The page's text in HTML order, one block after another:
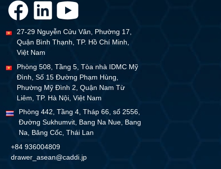
27-29 Nguyễn Cửu Vân, Phường 17,
Quận Bình Thạnh, TP. Hồ Chí Minh,
Việt Nam
Phòng 508, Tầng 5, Tòa nhà IDMC Mỹ
Đình, Số 15 Đường Phạm Hùng,
Phường Mỹ Đình 2, Quận Nam Từ
Liêm, TP. Hà Nội, Việt Nam
Phòng 442, Tầng 4, Tháp 66, số 2556,
Đường Sukhumvit, Bang Na Nue, Bang
Na, Băng Cốc, Thái Lan
+84 936004809
drawer_asean@caddi.jp